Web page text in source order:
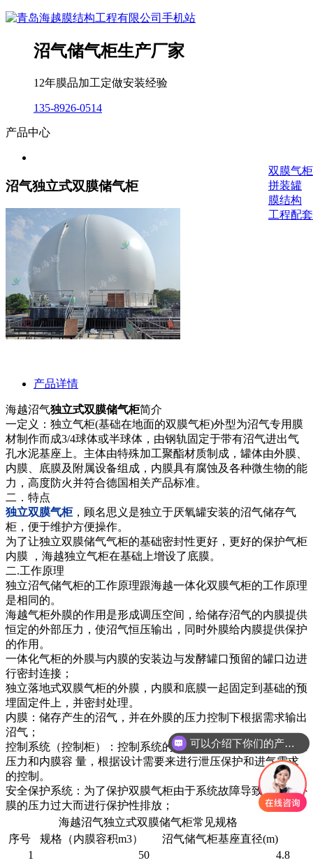
沼气储气柜生产厂家
12年膜品加工定做安装经验
135-8926-0514
产品中心
双膜气柜
拼装罐
膜结构
工程配套
沼气独立式双膜储气柜
产品详情
海越沼气独立式双膜储气柜简介
一定义：独立气柜(基础在地面的双膜气柜)外型为沼气专用膜
材制作而成3/4球体或半球体，由钢轨固定于带有沼气进出气
孔水泥基座上。主体由特殊加工聚酯材质制成，罐体由外膜、
内膜、底膜及附属设备组成，内膜具有腐蚀及各种微生物的能
力，高度防火并符合德国相关产品标准。
二．特点
独立双膜气柜，顾名思义是独立于厌氧罐安装的沼气储存气
柜，便于维护方便操作。
为了让独立双膜储气气柜的基础密封性更好，更好的保护气柜
内膜 ，海越独立气柜在基础上增设了底膜。
二.工作原理
独立沼气储气柜的工作原理跟海越一体化双膜气柜的工作原理
是相同的。
海越气柜外膜的作用是形成调压空间，给储存沼气的内膜提供
恒定的外部压力，使沼气恒压输出，同时外膜给内膜提供保护
的作用。
一体化气柜的外膜与内膜的安装边与发酵罐口预留的罐口边进
行密封连接；
独立落地式双膜气柜的外膜，内膜和底膜一起固定到基础的预
埋固定件上，并密封处理。
内膜：储存产生的沼气，并在外膜的压力控制下根据需求输出
沼气；
控制系统（控制柜）：控制系统的主要作用是检测沼气储气柜
压力和内膜容 量，根据设计需要来进行泄压保护和进气需求
的控制。
安全保护系统：为了保护双膜气柜由于系统故障导致内膜或外
膜的压力过大而进行保护性排放；
海越沼气独立式双膜储气柜常见规格
序号
规格（内膜容积m3）
沼气储气柜基座直径(m)
1
50
4.8
可以介绍下你们的产品么？